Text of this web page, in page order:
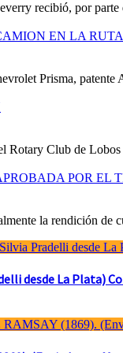
recibió, por parte
EN LA
Prisma,
Rotary Club de
POR EL
la rendición de
desde La Plata)